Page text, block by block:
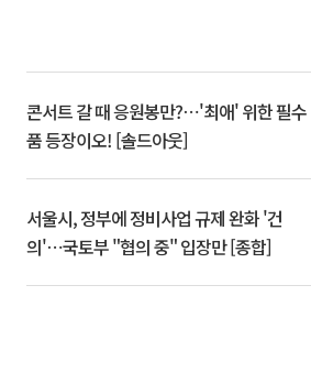
콘서트 갈 때 응원봉만?⋯'최애' 위한 필수
품 등장이오! [솔드아웃]
서울시, 정부에 정비사업 규제 완화 '건
의'⋯국토부 "협의 중" 입장만 [종합]